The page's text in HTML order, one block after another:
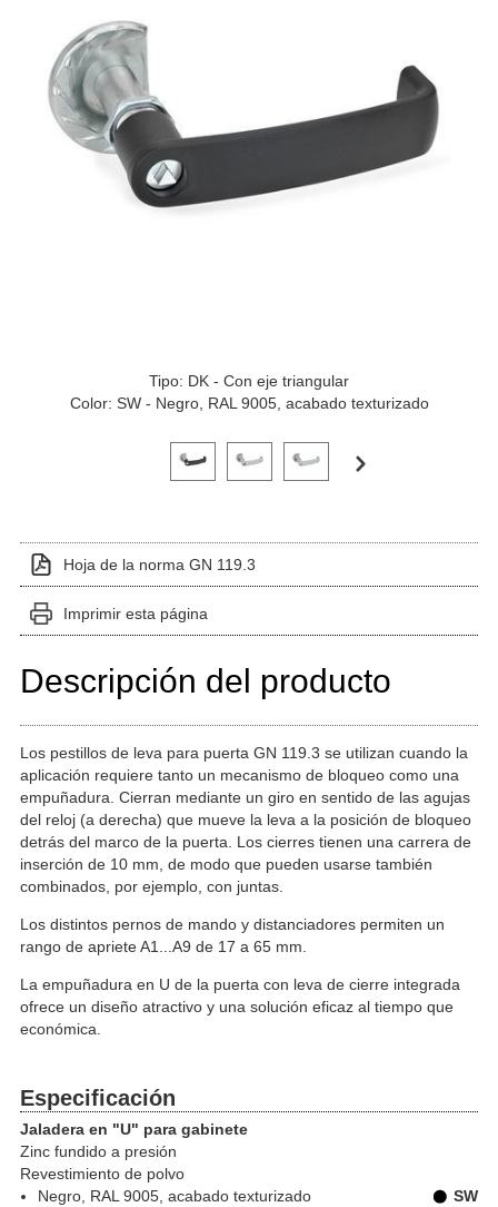
Tipo: DK - Con eje triangular
Color: SW - Negro, RAL 9005, acabado texturizado
Haga clic en una imagen de variante para verla
Hoja de la norma GN 119.3
Imprimir esta página
Descripción del producto
Los pestillos de leva para puerta GN 119.3 se utilizan cuando la
aplicación requiere tanto un mecanismo de bloqueo como una
empuñadura. Cierran mediante un giro en sentido de las agujas
del reloj (a derecha) que mueve la leva a la posición de bloqueo
detrás del marco de la puerta. Los cierres tienen una carrera de
inserción de 10 mm, de modo que pueden usarse también
combinados, por ejemplo, con juntas.
Los distintos pernos de mando y distanciadores permiten un
rango de apriete A1...A9 de 17 a 65 mm.
La empuñadura en U de la puerta con leva de cierre integrada
ofrece un diseño atractivo y una solución eficaz al tiempo que
económica.
Especificación
Jaladera en "U" para gabinete
Zinc fundido a presión
Revestimiento de polvo
Negro, RAL 9005, acabado texturizado
SW